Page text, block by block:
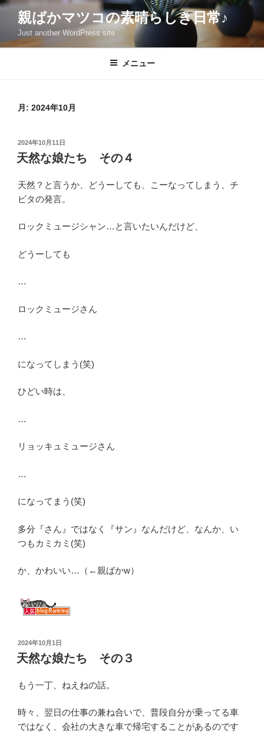
コ
ン
親ばかマツコの素晴らしき日常♪
Just another WordPress site
メニュー
月: 2024年10月
投
稿
日:
2024年10月11日
天然な娘たち その４
天然？と言うか、どうーしても、こーなってしまう、チ
ビタの発言。
ロックミュージシャン…と言いたいんだけど、
どうーしても
…
ロックミュージさん
…
になってしまう(笑)
ひどい時は、
…
リョッキュミュージさん
…
になってまう(笑)
多分『さん』ではなく『サン』なんだけど、なんか、い
つもカミカミ(笑)
か、かわいい…（←親ばかw）
投
稿
日:
2024年10月1日
天然な娘たち その３
もう一丁、ねえねの話。
時々、翌日の仕事の兼ね合いで、普段自分が乗ってる車
ではなく、会社の大きな車で帰宅することがあるのです